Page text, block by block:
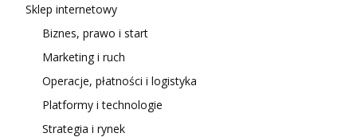
Sklep internetowy
Biznes, prawo i start
Marketing i ruch
Operacje, płatności i logistyka
Platformy i technologie
Strategia i rynek